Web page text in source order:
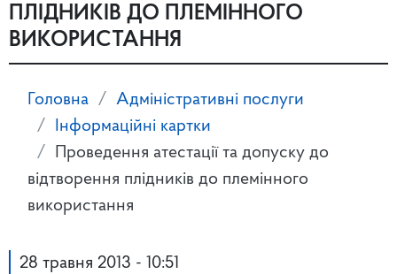
ПЛІДНИКІВ ДО ПЛЕМІННОГО
ВИКОРИСТАННЯ
Головна
Адміністративні послуги
Інформаційні картки
Проведення атестації та допуску до
відтворення плідників до племінного
використання
28 травня 2013 - 10:51